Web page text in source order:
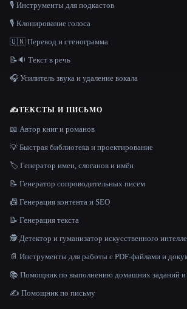
🎙️ Инструменты для подкастов
🎙️ Клонирование голоса
🇺🇳 Перевод и стенограмма
📝🔉 Текст в речь
🎧 Усилитель звука и удаление вокала
✍️ТЕКСТЫ И ПИСЬМО
📖 Автор книг и романов
💡 Быстрая библиотека и проектирование
🏷️ Генератор имен, слоганов и имён
📝 Генератор сопроводительных писем
📠 Генерация контента и SEO
📝 Генерация текста
🕵️ Детектор и гуманизатор искусственного
📄 Инструменты для работы с PDF-файлами и
📚 Помощник по выполнению домашних заданий и
✍️ Помощник по письму